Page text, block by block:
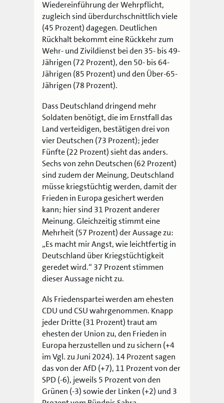
Wiedereinführung der Wehrpflicht,
zugleich sind überdurchschnittlich viele
(45 Prozent) dagegen. Deutlichen
Rückhalt bekommt eine Rückkehr zum
Wehr- und Zivildienst bei den 35- bis 49-
Jährigen (72 Prozent), den 50- bis 64-
Jährigen (85 Prozent) und den Über-65-
Jährigen (78 Prozent).
Dass Deutschland dringend mehr
Soldaten benötigt, die im Ernstfall das
Land verteidigen, bestätigen drei von
vier Deutschen (73 Prozent); jeder
Fünfte (22 Prozent) sieht das anders.
Sechs von zehn Deutschen (62 Prozent)
sind zudem der Meinung, Deutschland
müsse kriegstüchtig werden, damit der
Frieden in Europa gesichert werden
kann; hier sind 31 Prozent anderer
Meinung. Gleichzeitig stimmt eine
Mehrheit (57 Prozent) der Aussage zu:
„Es macht mir Angst, wie leichtfertig in
Deutschland über Kriegstüchtigkeit
geredet wird.“ 37 Prozent stimmen
dieser Aussage nicht zu.
Als Friedenspartei werden am ehesten
CDU und CSU wahrgenommen. Knapp
jeder Dritte (31 Prozent) traut am
ehesten der Union zu, den Frieden in
Europa herzustellen und zu sichern (+4
im Vgl. zu Juni 2024). 14 Prozent sagen
das von der AfD (+7), 11 Prozent von der
SPD (-6), jeweils 5 Prozent von den
Grünen (-3) sowie der Linken (+2) und 3